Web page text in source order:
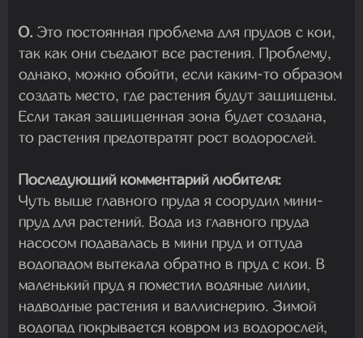
О. Это постоянная проблема для прудов с кои,
так как они съедают все растения. Проблему,
однако, можно обойти, если каким-то образом
создать место, где растения будут защищены.
Если такая защищенная зона будет создана,
то растения предотвратят рост водорослей.
Последующий комментарий любителя:
Чуть выше главного пруда я соорудил мини-
пруд для растений. Вода из главного пруда
насосом подавалась в мини пруд и оттуда
водопадом вытекала обратно в пруд с кои. В
маленький пруд я поместил водяные лилии,
надводные растения и валлиснерию. Зимой
водопад покрывается ковром из водорослей,